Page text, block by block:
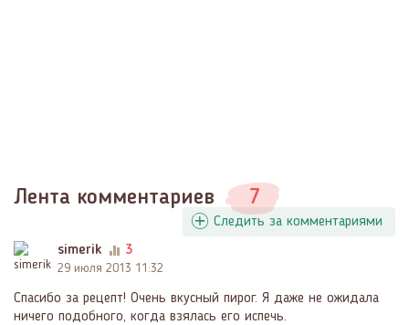
Лента комментариев 7
Следить за комментариями
simerik
3
29 июля 2013 11:32
Спасибо за рецепт! Очень вкусный пирог. Я даже не ожидала
ничего подобного, когда взялась его испечь.